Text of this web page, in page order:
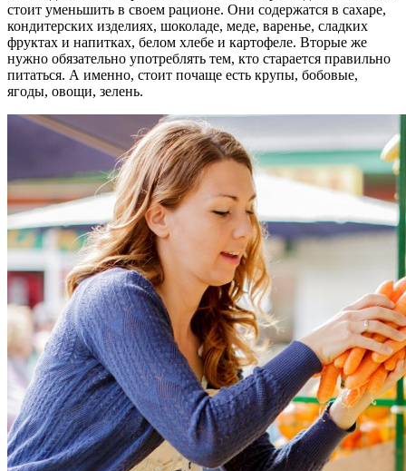
стоит уменьшить в своем рационе. Они содержатся в сахаре,
кондитерских изделиях, шоколаде, меде, варенье, сладких
фруктах и напитках, белом хлебе и картофеле. Вторые же
нужно обязательно употреблять тем, кто старается правильно
питаться. А именно, стоит почаще есть крупы, бобовые,
ягоды, овощи, зелень.